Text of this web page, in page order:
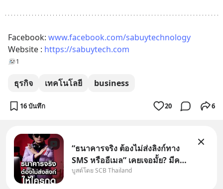
Facebook: www.facebook.com/sabuytechnology
Website : https://sabuytech.com
1
ธุรกิจ เทคโนโลยี business
16 บันทึก 20 6
“ธนาคารจริง ต้องไม่ส่งลิงก์ทาง
SMS หรืออีเมล” เคยเจอมั้ย? มีคน
อ้างว่าโทรจากธนาคาร บอกว่า
บูสต์โดย SCB Thailand